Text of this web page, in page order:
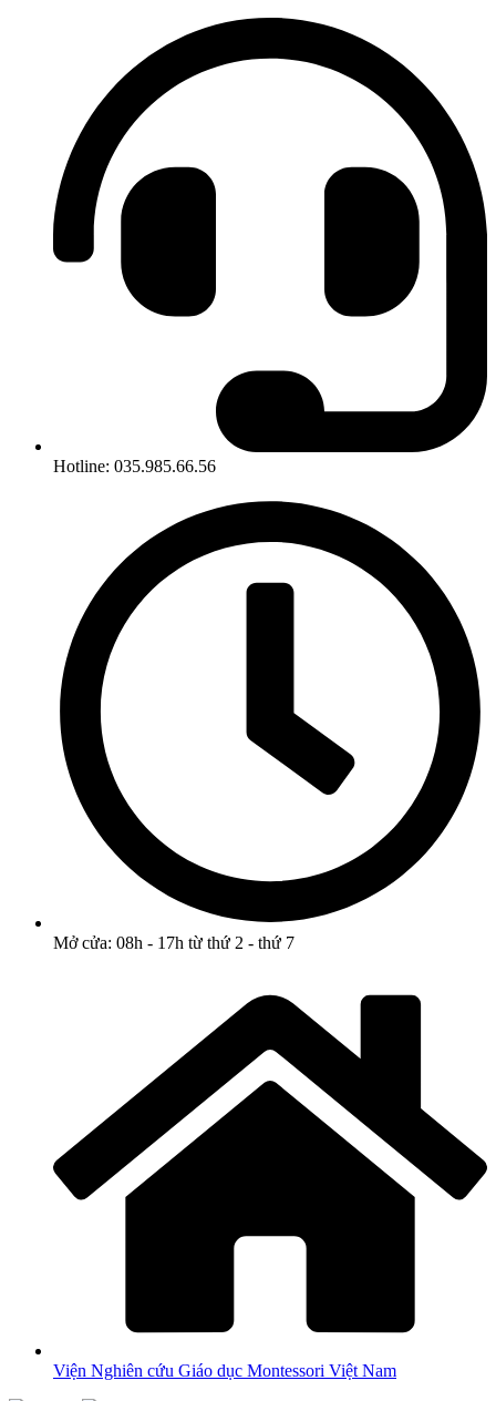
Hotline: 035.985.66.56
Mở cửa: 08h - 17h từ thứ 2 - thứ 7
Viện Nghiên cứu Giáo dục Montessori Việt Nam